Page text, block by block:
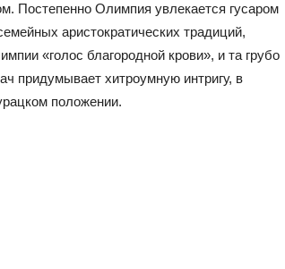
Постепенно Олимпия увлекается гусаром
аристократических традиций,
«голос благородной крови», и та грубо
придумывает хитроумную интригу, в
положении.